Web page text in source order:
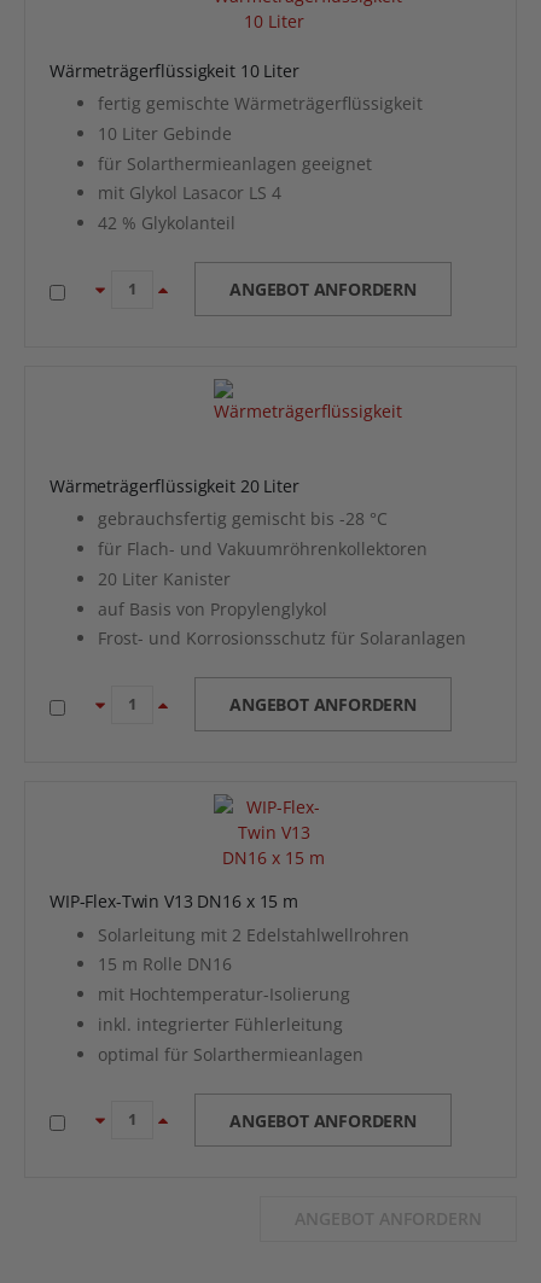
Wärmeträgerflüssigkeit 10 Liter
fertig gemischte Wärmeträgerflüssigkeit
10 Liter Gebinde
für Solarthermieanlagen geeignet
mit Glykol Lasacor LS 4
42 % Glykolanteil
ANGEBOT ANFORDERN
Wärmeträgerflüssigkeit 20 Liter
gebrauchsfertig gemischt bis -28 °C
für Flach- und Vakuumröhrenkollektoren
20 Liter Kanister
auf Basis von Propylenglykol
Frost- und Korrosionsschutz für Solaranlagen
ANGEBOT ANFORDERN
WIP-Flex-Twin V13 DN16 x 15 m
Solarleitung mit 2 Edelstahlwellrohren
15 m Rolle DN16
mit Hochtemperatur-Isolierung
inkl. integrierter Fühlerleitung
optimal für Solarthermieanlagen
ANGEBOT ANFORDERN
ANGEBOT ANFORDERN